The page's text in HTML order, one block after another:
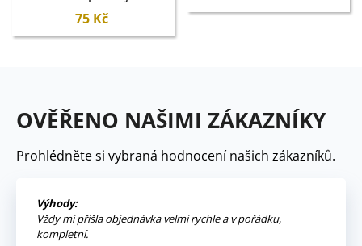
75 Kč
OVĚŘENO NAŠIMI ZÁKAZNÍKY
Prohlédněte si vybraná hodnocení našich zákazníků.
Výhody:
Vždy mi přišla objednávka velmi rychle a v pořádku,
kompletní.